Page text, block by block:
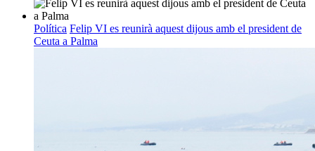
Política Felip VI es reunirà aquest dijous amb el president de
Ceuta a Palma